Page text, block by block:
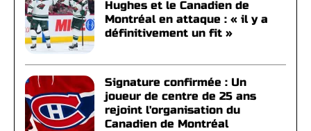
Hughes et le Canadien de
Montréal en attaque : « il y a
définitivement un fit »
Signature confirmée : Un
joueur de centre de 25 ans
rejoint l'organisation du
Canadien de Montréal